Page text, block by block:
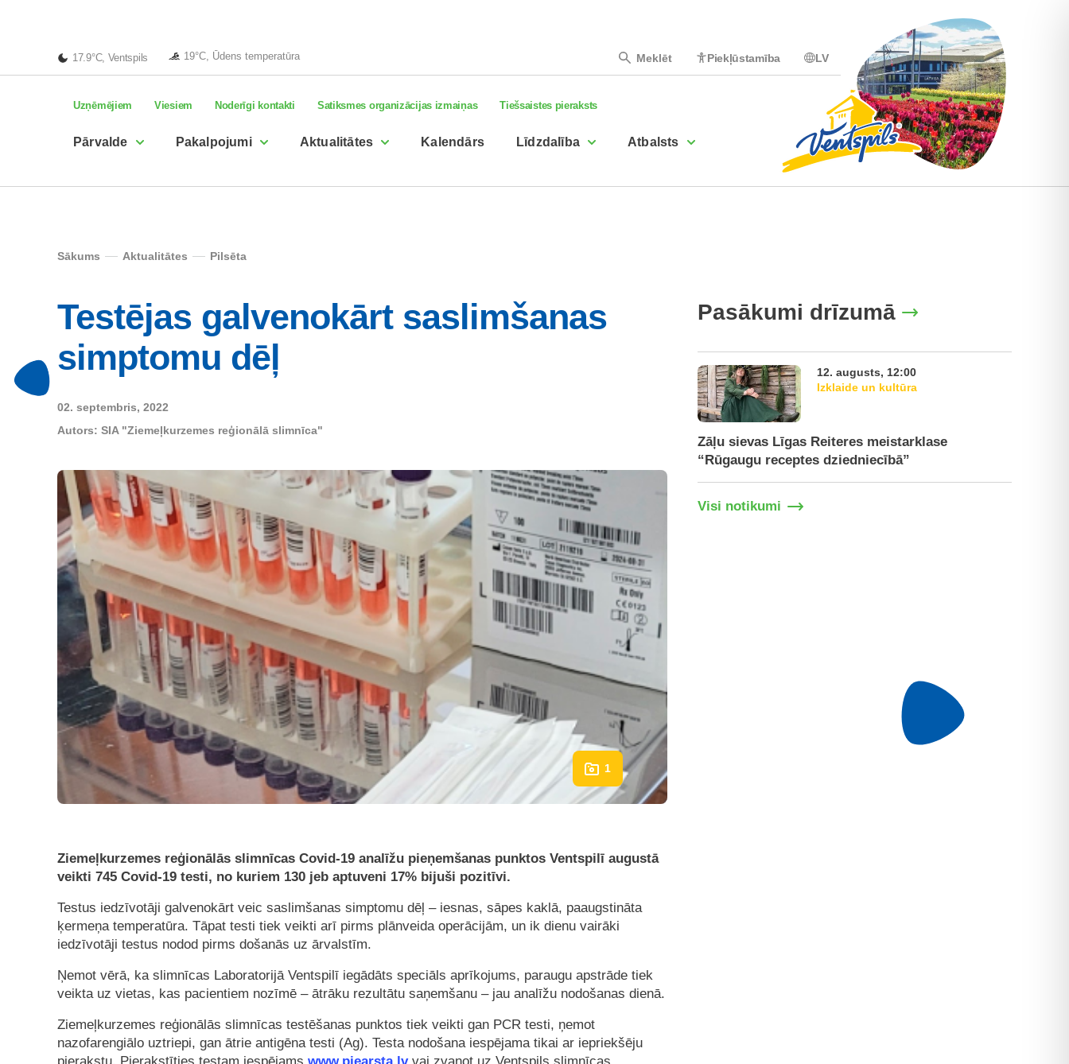
17.9°C, Ventspils 19°C, Ūdens temperatūra Meklēt Piekļūstamība LV
Uzņēmējiem Viesiem Noderīgi kontakti Satiksmes organizācijas izmaiņas Tiešsaistes pieraksts
Pārvalde Pakalpojumi Aktualitātes Kalendārs Līdzdalība Atbalsts
Sākums Aktualitātes Pilsēta
Testējas galvenokārt saslimšanas
simptomu dēļ
02. septembris, 2022
Autors: SIA "Ziemeļkurzemes reģionālā slimnīca"
1
Ziemeļkurzemes reģionālās slimnīcas Covid-19 analīžu pieņemšanas punktos Ventspilī augustā
veikti 745 Covid-19 testi, no kuriem 130 jeb aptuveni 17% bijuši pozitīvi.
Testus iedzīvotāji galvenokārt veic saslimšanas simptomu dēļ – iesnas, sāpes kaklā, paaugstināta
ķermeņa temperatūra. Tāpat testi tiek veikti arī pirms plānveida operācijām, un ik dienu vairāki
iedzīvotāji testus nodod pirms došanās uz ārvalstīm.
Ņemot vērā, ka slimnīcas Laboratorijā Ventspilī iegādāts speciāls aprīkojums, paraugu apstrāde tiek
veikta uz vietas, kas pacientiem nozīmē – ātrāku rezultātu saņemšanu – jau analīžu nodošanas dienā.
Ziemeļkurzemes reģionālās slimnīcas testēšanas punktos tiek veikti gan PCR testi, ņemot
nazofarengiālo uztriepi, gan ātrie antigēna testi (Ag). Testa nodošana iespējama tikai ar iepriekšēju
Pasākumi drīzumā
12. augusts, 12:00
Izklaide un kultūra
Zāļu sievas Līgas Reiteres meistarklase
“Rūgaugu receptes dziedniecībā”
Visi notikumi